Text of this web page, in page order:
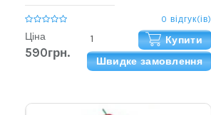
0 відгук(ів)
Ціна
590грн.
Купити
Швидке замовлення